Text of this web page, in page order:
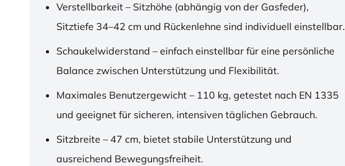
Verstellbarkeit – Sitzhöhe (abhängig von der Gasfeder),
Sitztiefe 34–42 cm und Rückenlehne sind individuell einstellbar.
Schaukelwiderstand – einfach einstellbar für eine persönliche
Balance zwischen Unterstützung und Flexibilität.
Maximales Benutzergewicht – 110 kg, getestet nach EN 1335
und geeignet für sicheren, intensiven täglichen Gebrauch.
Sitzbreite – 47 cm, bietet stabile Unterstützung und
ausreichend Bewegungsfreiheit.